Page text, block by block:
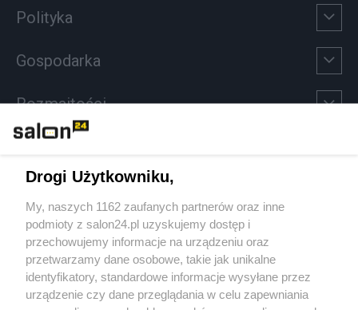
Polityka
Gospodarka
Rozmaitości
Sport
Społeczeństwo
Kultura
Drogi Użytkowniku,
My, naszych 1162 zaufanych partnerów oraz inne
podmioty z salon24.pl uzyskujemy dostęp i
przechowujemy informacje na urządzeniu oraz
przetwarzamy dane osobowe, takie jak unikalne
identyfikatory, standardowe informacje wysyłane przez
urządzenie czy dane przeglądania w celu zapewniania